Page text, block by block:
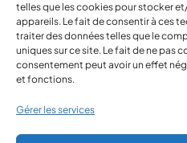
telles que les cookies pour stocker
appareils. Le fait de consentir à ces
traiter des données telles que le
uniques sur ce site. Le fait de ne pas
consentement peut avoir un effet
et fonctions.
Gérer les services